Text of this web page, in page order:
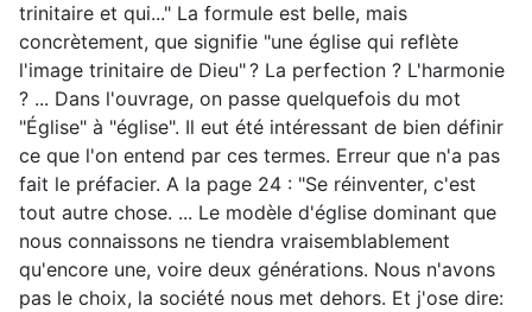
trinitaire et qui..." La formule est belle, mais
concrètement, que signifie "une église qui reflète
l'image trinitaire de Dieu" ? La perfection ? L'harmonie
? ... Dans l'ouvrage, on passe quelquefois du mot
"Église" à "église". Il eut été intéressant de bien définir
ce que l'on entend par ces termes. Erreur que n'a pas
fait le préfacier. A la page 24 : "Se réinventer, c'est
tout autre chose. ... Le modèle d'église dominant que
nous connaissons ne tiendra vraisemblablement
qu'encore une, voire deux générations. Nous n'avons
pas le choix, la société nous met dehors. Et j'ose dire: